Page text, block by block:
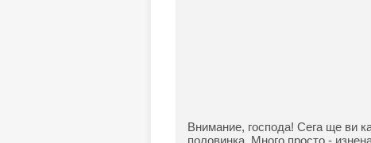
Внимание, господа! Сега ще ви
половинка. Много просто -